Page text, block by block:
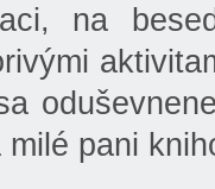
na
pani